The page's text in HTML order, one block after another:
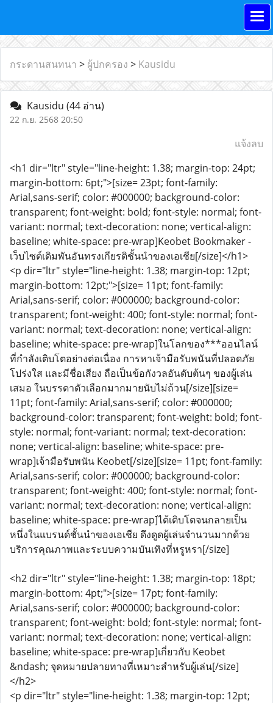
กระดานสนทนา > ผู้ปกครอง > Kausidu
Kausidu (44 อ่าน)
22 ก.ย. 2568 20:50
แจ้งลบ
<h1 dir="ltr" style="line-height: 1.38; margin-top: 24pt;
margin-bottom: 6pt;">[size= 23pt; font-family:
Arial,sans-serif; color: #000000; background-color:
transparent; font-weight: bold; font-style: normal; font-
variant: normal; text-decoration: none; vertical-align:
baseline; white-space: pre-wrap]Keobet Bookmaker -
เว็บไซต์เดิมพันอันทรงเกียรติชั้นนำของเอเชีย[/size]</h1>
<p dir="ltr" style="line-height: 1.38; margin-top: 12pt;
margin-bottom: 12pt;">[size= 11pt; font-family:
Arial,sans-serif; color: #000000; background-color:
transparent; font-weight: 400; font-style: normal; font-
variant: normal; text-decoration: none; vertical-align:
baseline; white-space: pre-wrap]ในโลกของ***ออนไลน์
ที่กำลังเติบโตอย่างต่อเนื่อง การหาเจ้ามือรับพนันที่ปลอดภัย
โปร่งใส และมีชื่อเสียง ถือเป็นข้อกังวลอันดับต้นๆ ของผู้เล่น
เสมอ ในบรรดาตัวเลือกมากมายนับไม่ถ้วน[/size][size=
11pt; font-family: Arial,sans-serif; color: #000000;
background-color: transparent; font-weight: bold; font-
style: normal; font-variant: normal; text-decoration:
none; vertical-align: baseline; white-space: pre-
wrap]เจ้ามือรับพนัน Keobet[/size][size= 11pt; font-family:
Arial,sans-serif; color: #000000; background-color:
transparent; font-weight: 400; font-style: normal; font-
variant: normal; text-decoration: none; vertical-align:
baseline; white-space: pre-wrap]ได้เติบโตจนกลายเป็น
หนึ่งในแบรนด์ชั้นนำของเอเชีย ดึงดูดผู้เล่นจำนวนมากด้วย
บริการคุณภาพและระบบความบันเทิงที่หรูหรา[/size]
<h2 dir="ltr" style="line-height: 1.38; margin-top: 18pt;
margin-bottom: 4pt;">[size= 17pt; font-family:
Arial,sans-serif; color: #000000; background-color:
transparent; font-weight: bold; font-style: normal; font-
variant: normal; text-decoration: none; vertical-align:
baseline; white-space: pre-wrap]เกี่ยวกับ Keobet
&ndash; จุดหมายปลายทางที่เหมาะสำหรับผู้เล่น[/size]
</h2>
<p dir="ltr" style="line-height: 1.38; margin-top: 12pt;